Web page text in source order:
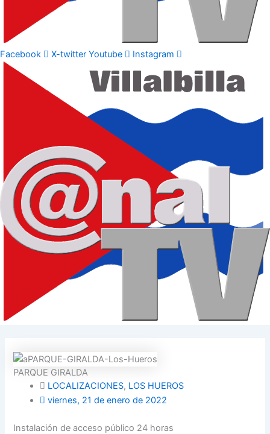
Facebook X-twitter Youtube Instagram
PARQUE GIRALDA
LOCALIZACIONES, LOS HUEROS
viernes, 21 de enero de 2022
Instalación de acceso público 24 horas